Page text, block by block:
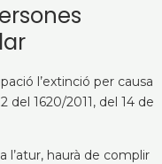
l’extinció per causa
del 1620/2011, del 14 de
l’atur, haurà de complir